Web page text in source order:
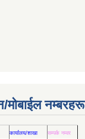
मोबाईल नम्बरहरू
कार्यालय/शाखा सम्पर्क नम्वर